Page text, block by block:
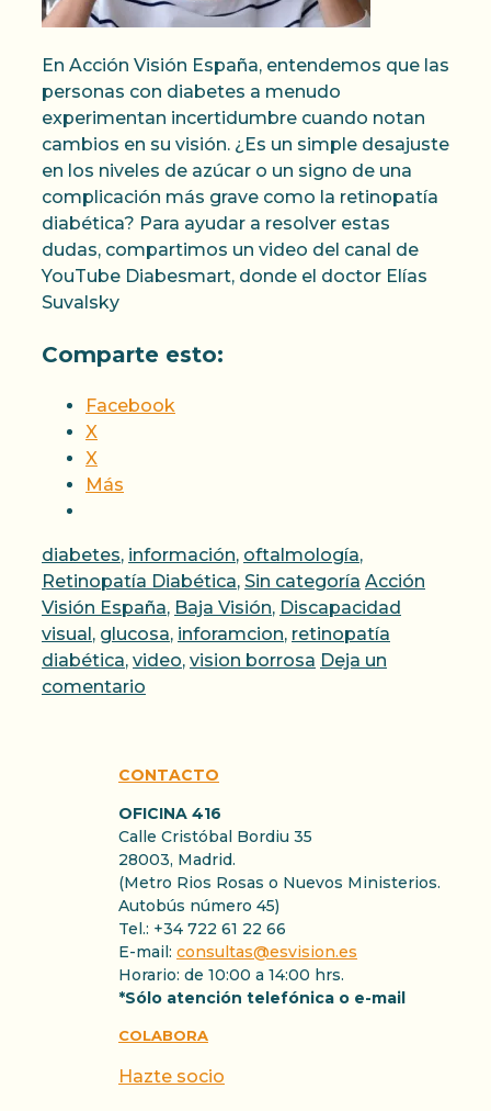
En Acción Visión España, entendemos que las
personas con diabetes a menudo
experimentan incertidumbre cuando notan
cambios en su visión. ¿Es un simple desajuste
en los niveles de azúcar o un signo de una
complicación más grave como la retinopatía
diabética? Para ayudar a resolver estas
dudas, compartimos un video del canal de
YouTube Diabesmart, donde el doctor Elías
Suvalsky
Comparte esto:
Facebook
X
X
Más
Categorías
diabetes, información, oftalmología,
Retinopatía Diabética, Sin categoría Etiquetas
Acción
Visión España, Baja Visión, Discapacidad
visual , glucosa, inforamcion, retinopatía
diabética, video, vision borrosa Deja un
comentario
CONTACTO
OFICINA 416
Calle Cristóbal Bordiu 35
28003, Madrid.
(Metro Rios Rosas o Nuevos Ministerios.
Autobús número 45)
Tel.: +34 722 61 22 66
E-mail: consultas@esvision.es
Horario: de 10:00 a 14:00 hrs.
*Sólo atención telefónica o e-mail
COLABORA
Hazte socio